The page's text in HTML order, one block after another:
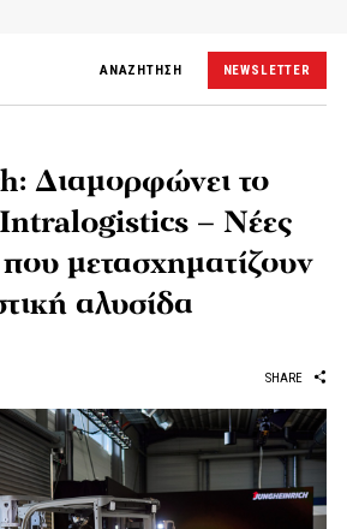
ΑΝΑΖΗΤΗΣΗ NEWSLETTER
Διαμορφώνει το
– Νέες
που μετασχηματίζουν
αλυσίδα
SHARE